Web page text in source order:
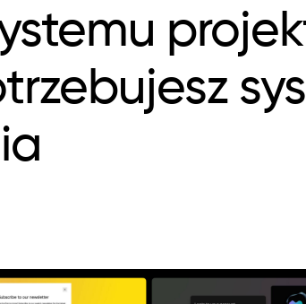
Mobile Development
Webflow Development
biznesowej.